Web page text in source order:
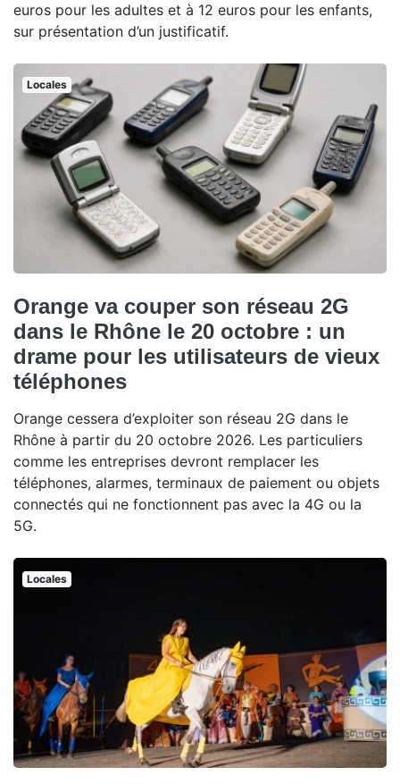
euros pour les adultes et à 12 euros pour les enfants,
sur présentation d’un justificatif.
Locales
Orange va couper son réseau 2G
dans le Rhône le 20 octobre : un
drame pour les utilisateurs de vieux
téléphones
Orange cessera d’exploiter son réseau 2G dans le
Rhône à partir du 20 octobre 2026. Les particuliers
comme les entreprises devront remplacer les
téléphones, alarmes, terminaux de paiement ou objets
connectés qui ne fonctionnent pas avec la 4G ou la
5G.
Locales